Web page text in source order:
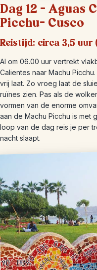
Dag 12 – Aguas
Picchu- Cusco
Reistijd: circa 3,5 uur
Al om 06.00 uur vertrekt
Calientes naar Machu
vrij laat. Zo vroeg laat de
ruïnes zien. Pas als de
vormen van de enorme
aan de Machu Picchu is met
loop van de dag reis je per
nacht slaapt.